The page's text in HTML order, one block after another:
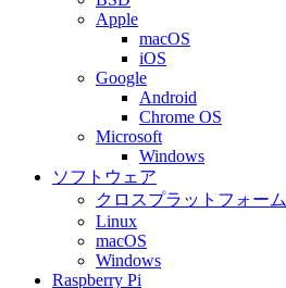
Apple
macOS
iOS
Google
Android
Chrome OS
Microsoft
Windows
ソフトウェア
クロスプラットフォーム
Linux
macOS
Windows
Raspberry Pi